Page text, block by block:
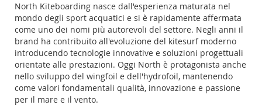
North Kiteboarding nasce dall'esperienza maturata nel
mondo degli sport acquatici e si è rapidamente affermata
come uno dei nomi più autorevoli del settore. Negli anni il
brand ha contribuito all'evoluzione del kitesurf moderno
introducendo tecnologie innovative e soluzioni progettuali
orientate alle prestazioni. Oggi North è protagonista anche
nello sviluppo del wingfoil e dell'hydrofoil, mantenendo
come valori fondamentali qualità, innovazione e passione
per il mare e il vento.